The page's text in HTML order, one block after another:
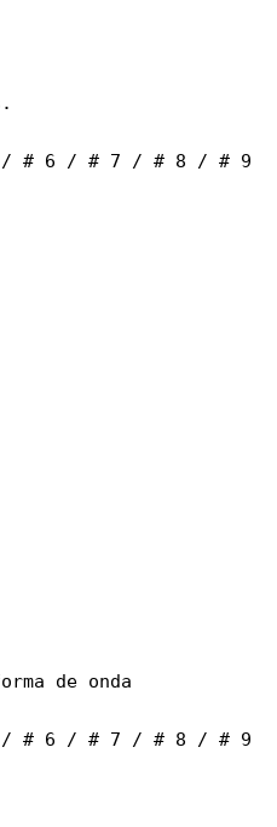
/ # 6 / # 7 / # 8 / # 9
de onda
/ # 6 / # 7 / # 8 / # 9